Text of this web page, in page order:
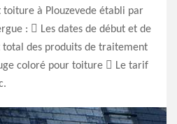
à Plouzevede établi par
:  Les dates de début et de
total des produits de traitement
coloré pour toiture  Le tarif